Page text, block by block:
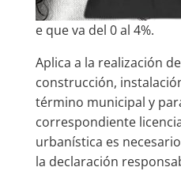
e que va del 0 al 4%.
Aplica a la realización
construcción,
término municipal y
correspondiente
urbanística es
la declaración